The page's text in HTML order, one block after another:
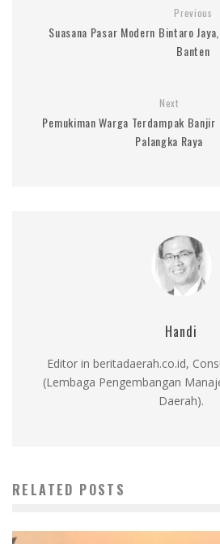
Previous
Suasana Pasar Modern Bintaro
Banten
Next
Pemukiman Warga Terdampak Banjir
Palangka Raya
Handi
Editor in beritadaerah.co.id,
(Lembaga Pengembangan
Daerah).
RELATED POSTS